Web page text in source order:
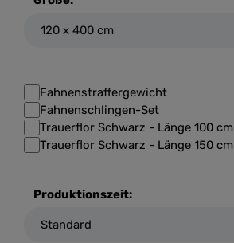
Fahnenstraffergewicht
Fahnenschlingen-Set
Trauerflor Schwarz - Länge 100 cm
Trauerflor Schwarz - Länge 150 cm
Produktionszeit: